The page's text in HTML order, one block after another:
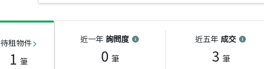
待租物件
1 筆
近一年 詢問度
0 筆
近五年 成交
3 筆